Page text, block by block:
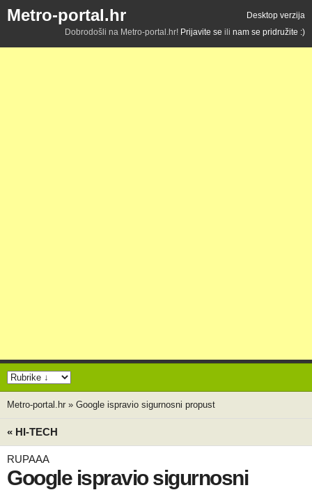
Metro-portal.hr
Desktop verzija
Dobrodošli na Metro-portal.hr! Prijavite se ili nam se pridružite :)
Metro-portal.hr » Google ispravio sigurnosni propust
« HI-TECH
RUPAAA
Google ispravio sigurnosni